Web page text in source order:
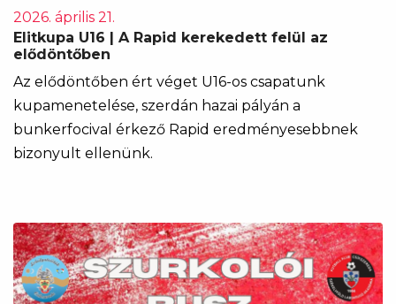
2026. április 21.
Elitkupa U16 | A Rapid kerekedett felül az
elődöntőben
Az elődöntőben ért véget U16-os csapatunk
kupamenetelése, szerdán hazai pályán a
bunkerfocival érkező Rapid eredményesebbnek
bizonyult ellenünk.